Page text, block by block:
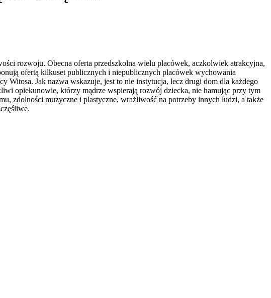
rozwoju. Obecna oferta przedszkolna wielu placówek, aczkolwiek atrakcyjna,
ofertą kilkuset publicznych i niepublicznych placówek wychowania
Witosa. Jak nazwa wskazuje, jest to nie instytucja, lecz drugi dom dla każdego
opiekunowie, którzy mądrze wspierają rozwój dziecka, nie hamując przy tym
zdolności muzyczne i plastyczne, wrażliwość na potrzeby innych ludzi, a także